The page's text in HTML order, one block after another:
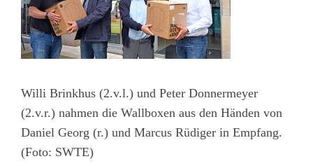
Willi Brinkhus (2.v.l.) und Peter Donnermeyer
(2.v.r.) nahmen die Wallboxen aus den Händen von
Daniel Georg (r.) und Marcus Rüdiger in Empfang.
(Foto: SWTE)